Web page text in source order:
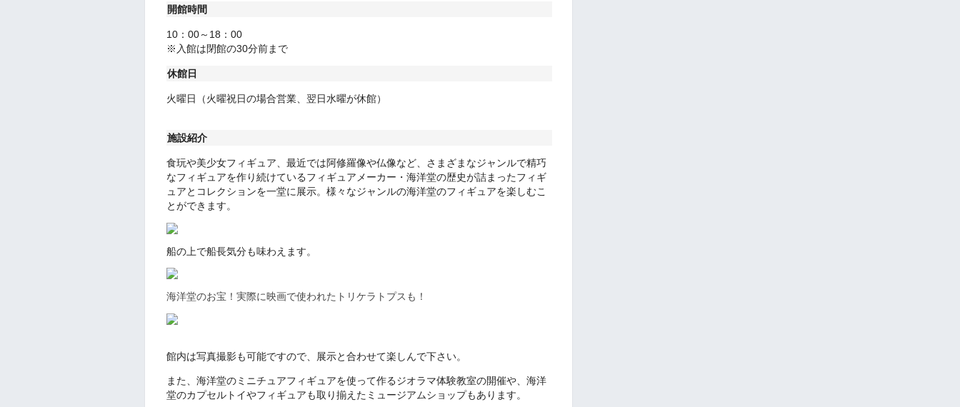
開館時間
10：00～18：00
※入館は閉館の30分前まで
休館日
火曜日（火曜祝日の場合営業、翌日水曜が休館）
施設紹介
食玩や美少女フィギュア、最近では阿修羅像や仏像など、さまざまなジャンルで精巧
なフィギュアを作り続けているフィギュアメーカー・海洋堂の歴史が詰まったフィギ
ュアとコレクションを一堂に展示。 様々なジャンルの海洋堂のフィギュアを楽しむこ
とができます。
船の上で船長気分も味わえます。
海洋堂のお宝！実際に映画で使われたトリケラトプスも！
館内は写真撮影も可能ですので、展示と合わせて楽しんで下さい。
また、海洋堂のミニチュアフィギュアを使って作るジオラマ体験教室の開催や、海洋
堂のカプセルトイやフィギュアも取り揃えたミュージアムショップもあります。